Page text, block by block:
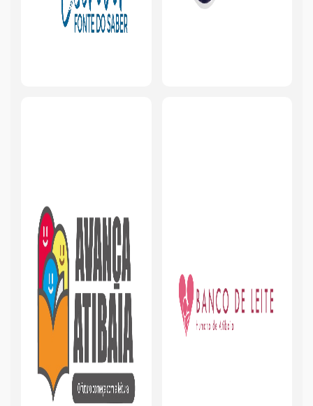
Plano Municipal de Saneamento Básico
PMAT
Central de vagas em Creches
ICMS DIPAM
Uso do Solo